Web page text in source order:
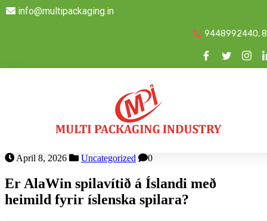
info@multipackaging.in
9448992440,
April 8, 2026 Uncategorized 0
Er AlaWin spilavítið á Íslandi með
heimild fyrir íslenska spilara?